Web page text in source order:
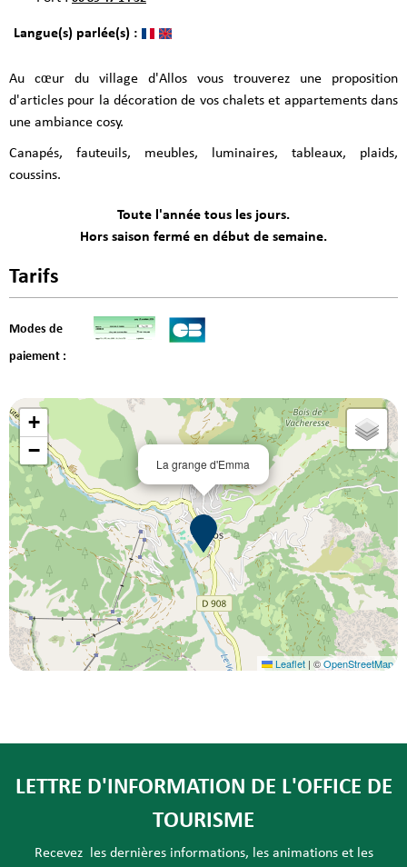
Langue(s) parlée(s) :
Au cœur du village d'Allos vous trouverez une proposition
d'articles pour la décoration de vos chalets et appartements dans
une ambiance cosy.
Canapés, fauteuils, meubles, luminaires, tableaux, plaids,
coussins.
Toute l'année tous les jours.
Hors saison fermé en début de semaine.
Tarifs
Modes de
paiement :
La grange d'Emma
+
−
Leaflet | ©OpenStreetMap
LETTRE D'INFORMATION DE L'OFFICE DE
TOURISME
Recevez les dernières informations, les animations et les